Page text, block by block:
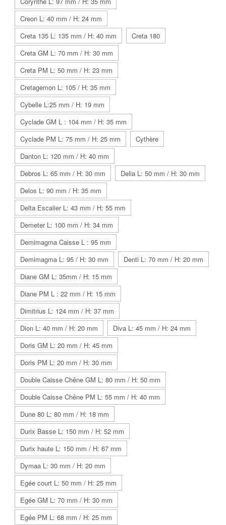
Creon L: 40 mm / H: 24 mm
Creta 135 L: 135 mm / H: 40 mm
Creta 180
Creta GM L: 70 mm / H: 30 mm
Creta PM L: 50 mm / H: 23 mm
Cretagemon L: 105 / H: 35 mm
Cybelle L:25 mm / H: 19 mm
Cyclade GM L : 104 mm / H: 35 mm
Cyclade PM L: 75 mm / H: 25 mm
Cythère
Danton L: 120 mm / H: 40 mm
Debros L: 65 mm / H: 30 mm
Delia L: 50 mm / H: 30 mm
Delos L: 90 mm / H: 35 mm
Delta Escalier L: 43 mm / H: 55 mm
Demeter L: 100 mm / H: 34 mm
Demimagma Caisse L : 95 mm
Demimagma L: 95 / H: 30 mm
Denti L: 70 mm / H: 20 mm
Diane GM L: 35mm / H: 15 mm
Diane PM L : 22 mm / H: 15 mm
Dimitrius L: 124 mm / H: 37 mm
Dion L: 40 mm / H: 20 mm
Diva L: 45 mm / H: 24 mm
Doris GM L: 20 mm / H: 45 mm
Doris PM L: 20 mm / H: 30 mm
Double Caisse Chêne GM L: 80 mm / H: 50 mm
Double Caisse Chêne PM L: 55 mm / H: 40 mm
Dune 80 L: 80 mm / H: 18 mm
Durix Basse L: 150 mm / H: 52 mm
Durix haute L: 150 mm / H: 67 mm
Dymaa L: 30 mm / H: 20 mm
Egée court L: 50 mm / H: 25 mm
Egée GM L: 70 mm / H: 30 mm
Egée PM L: 68 mm / H: 25 mm